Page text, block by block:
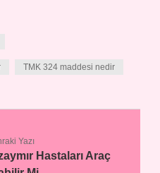
TMK 324 maddesi nedir
Yazı
Hastaları Araç